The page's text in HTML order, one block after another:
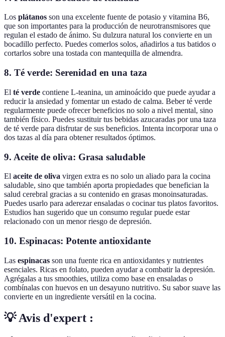
Los plátanos son una excelente fuente de potasio y vitamina B6,
que son importantes para la producción de neurotransmisores que
regulan el estado de ánimo. Su dulzura natural los convierte en un
bocadillo perfecto. Puedes comerlos solos, añadirlos a tus batidos o
cortarlos sobre una tostada con mantequilla de almendra.
8. Té verde: Serenidad en una taza
El té verde contiene L-teanina, un aminoácido que puede ayudar a
reducir la ansiedad y fomentar un estado de calma. Beber té verde
regularmente puede ofrecer beneficios no solo a nivel mental, sino
también físico. Puedes sustituir tus bebidas azucaradas por una taza
de té verde para disfrutar de sus beneficios. Intenta incorporar una o
dos tazas al día para obtener resultados óptimos.
9. Aceite de oliva: Grasa saludable
El aceite de oliva virgen extra es no solo un aliado para la cocina
saludable, sino que también aporta propiedades que benefician la
salud cerebral gracias a su contenido en grasas monoinsaturadas.
Puedes usarlo para aderezar ensaladas o cocinar tus platos favoritos.
Estudios han sugerido que un consumo regular puede estar
relacionado con un menor riesgo de depresión.
10. Espinacas: Potente antioxidante
Las espinacas son una fuente rica en antioxidantes y nutrientes
esenciales. Ricas en folato, pueden ayudar a combatir la depresión.
Agrégalas a tus smoothies, utiliza como base en ensaladas o
combínalas con huevos en un desayuno nutritivo. Su sabor suave las
convierte en un ingrediente versátil en la cocina.
💡 Avis d'expert :